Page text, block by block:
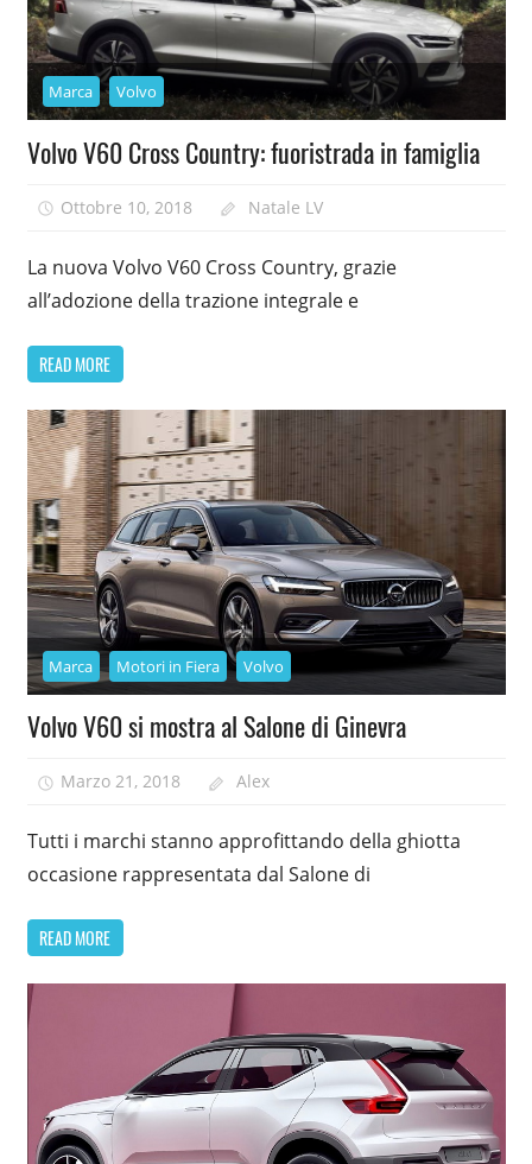
Marca Volvo
Volvo V60 Cross Country: fuoristrada in famiglia
Ottobre 10, 2018 Natale LV
La nuova Volvo V60 Cross Country, grazie
all’adozione della trazione integrale e
READ MORE
Marca Motori in Fiera Volvo
Volvo V60 si mostra al Salone di Ginevra
Marzo 21, 2018 Alex
Tutti i marchi stanno approfittando della ghiotta
occasione rappresentata dal Salone di
READ MORE